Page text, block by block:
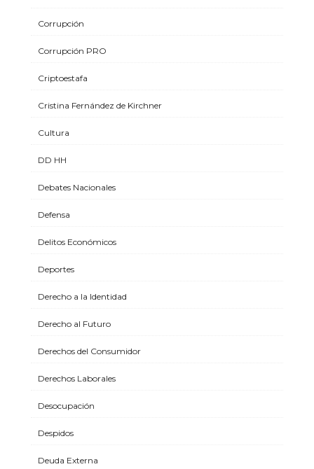
Corrupción
Corrupción PRO
Criptoestafa
Cristina Fernández de Kirchner
Cultura
DD HH
Debates Nacionales
Defensa
Delitos Económicos
Deportes
Derecho a la Identidad
Derecho al Futuro
Derechos del Consumidor
Derechos Laborales
Desocupación
Despidos
Deuda Externa